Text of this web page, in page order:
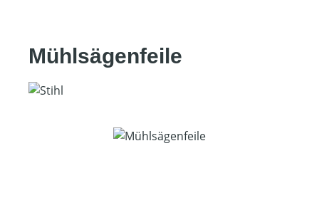
Mühlsägenfeile
Bildergalerie überspringen